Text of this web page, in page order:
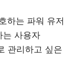
하는 파워 유저
는 사용자
관리하고 싶은